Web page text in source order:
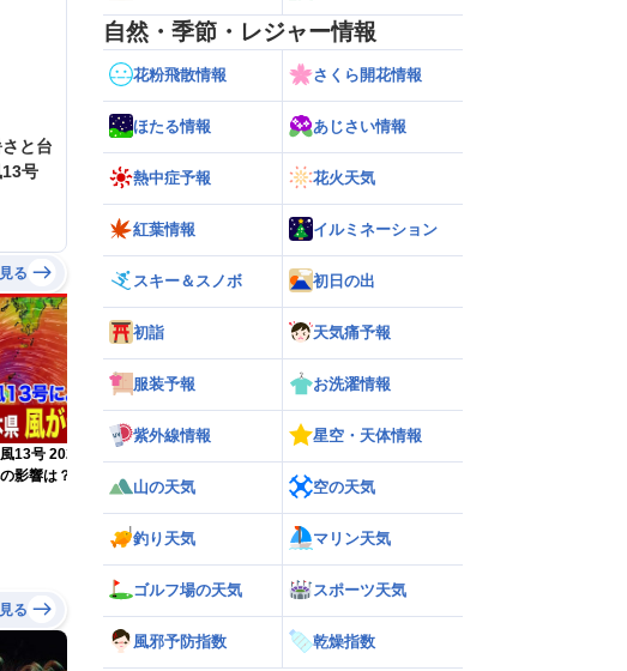
と台
号
る
風13号 2026】台風13号による熊本
影響は？（7日9時更新）
影響で強雨 九州では大雨のおそれ
る
自然・季節・レジャー情報
花粉飛散情報 さくら開花情報
ほたる情報 あじさい情報
熱中症予報 花火天気
紅葉情報 イルミネーション
スキー＆スノボ 初日の出
初詣 天気痛予報
服装予報 お洗濯情報
紫外線情報 星空・天体情報
山の天気 空の天気
釣り天気 マリン天気
ゴルフ場の天気 スポーツ天気
風邪予防指数 乾燥指数